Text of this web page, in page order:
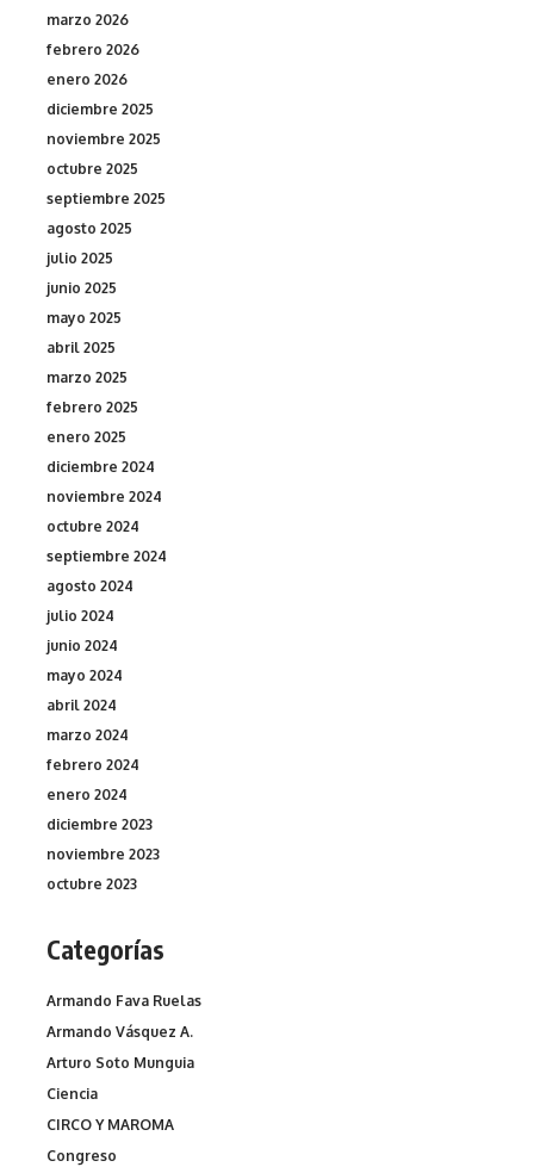
marzo 2026
febrero 2026
enero 2026
diciembre 2025
noviembre 2025
octubre 2025
septiembre 2025
agosto 2025
julio 2025
junio 2025
mayo 2025
abril 2025
marzo 2025
febrero 2025
enero 2025
diciembre 2024
noviembre 2024
octubre 2024
septiembre 2024
agosto 2024
julio 2024
junio 2024
mayo 2024
abril 2024
marzo 2024
febrero 2024
enero 2024
diciembre 2023
noviembre 2023
octubre 2023
Categorías
Armando Fava Ruelas
Armando Vásquez A.
Arturo Soto Munguia
Ciencia
CIRCO Y MAROMA
Congreso